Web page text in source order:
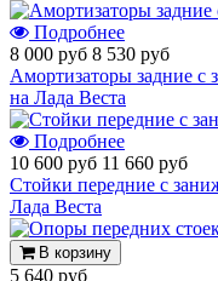
Подробнее
8 000 руб 8 530 руб
Амортизаторы задние с
на Лада Веста
Подробнее
10 600 руб 11 660 руб
Стойки передние с
Лада Веста
В корзину
5 640 руб